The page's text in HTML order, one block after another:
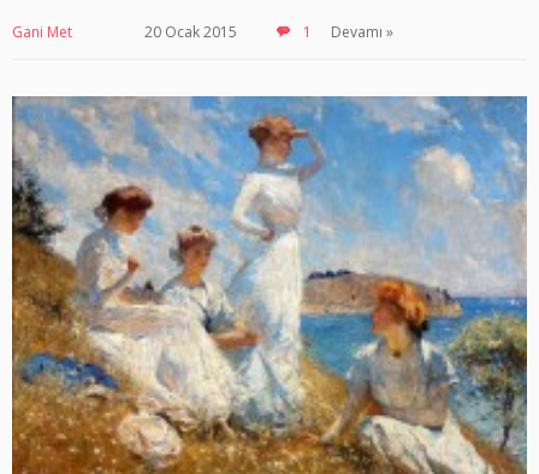
Gani Met 20 Ocak 2015 1 Devamı »